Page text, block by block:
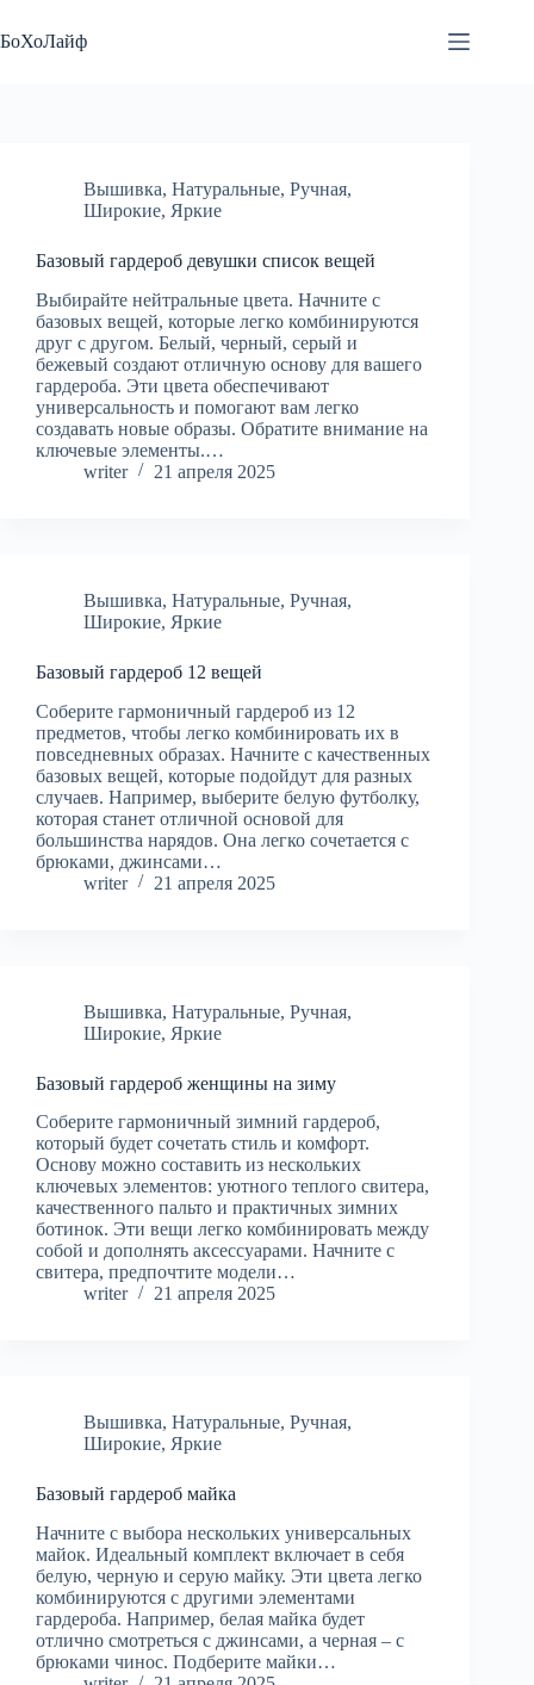
к
сути
БоХоЛайф
Вышивка, Натуральные, Ручная,
Широкие, Яркие
Базовый гардероб девушки список вещей
Выбирайте нейтральные цвета. Начните с
базовых вещей, которые легко комбинируются
друг с другом. Белый, черный, серый и
бежевый создают отличную основу для вашего
гардероба. Эти цвета обеспечивают
универсальность и помогают вам легко
создавать новые образы. Обратите внимание на
ключевые элементы.…
writer
21 апреля 2025
Вышивка, Натуральные, Ручная,
Широкие, Яркие
Базовый гардероб 12 вещей
Соберите гармоничный гардероб из 12
предметов, чтобы легко комбинировать их в
повседневных образах. Начните с качественных
базовых вещей, которые подойдут для разных
случаев. Например, выберите белую футболку,
которая станет отличной основой для
большинства нарядов. Она легко сочетается с
брюками, джинсами…
writer
21 апреля 2025
Вышивка, Натуральные, Ручная,
Широкие, Яркие
Базовый гардероб женщины на зиму
Соберите гармоничный зимний гардероб,
который будет сочетать стиль и комфорт.
Основу можно составить из нескольких
ключевых элементов: уютного теплого свитера,
качественного пальто и практичных зимних
ботинок. Эти вещи легко комбинировать между
собой и дополнять аксессуарами. Начните с
свитера, предпочтите модели…
writer
21 апреля 2025
Вышивка, Натуральные, Ручная,
Широкие, Яркие
Базовый гардероб майка
Начните с выбора нескольких универсальных
майок. Идеальный комплект включает в себя
белую, черную и серую майку. Эти цвета легко
комбинируются с другими элементами
гардероба. Например, белая майка будет
отлично смотреться с джинсами, а черная – с
брюками чинос. Подберите майки…